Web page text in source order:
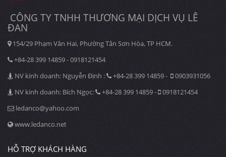
CÔNG TY TNHH THƯƠNG MẠI DỊCH VỤ LÊ
ĐAN
154/29 Phạm Văn Hai, Phường Tân Sơn Hòa, TP HCM.
+84-28 399 14859 - 0918121454
NV kinh doanh: Nguyễn Định :
+84-28 399 14859 -
0903931056
NV kinh doanh: Bích Ngọc:
+84-28 399 14859 -
0918121454
ledanco@yahoo.com
www.ledanco.net
HỖ TRỢ KHÁCH HÀNG